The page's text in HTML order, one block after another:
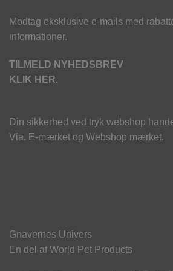
Modtag eksklusive e-mails med
informationer.
TILMELD NYHEDSBREV
KLIK HER.
Din sikkerhed ved tryk webshop
Via. E-mærket og Webshop mærket.
Gnavernes Univers
En del af World Pet Products